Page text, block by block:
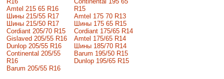
Amtel 215 65 R16
Шины 215/55 R17
Шины 215/50 R17
Сordiant 205/70 R15
Gislaved 205/55 R16
Dunlop 205/55 R16
Continental 205/55
R16
Barum 205/55 R16
R15
Amtel 175 70 R13
Шины 175 65 R15
Cordiant 175/65 R14
Amtel 175/65 R14
Шины 185/70 R14
Barum 195/50 R15
Dunlop 195/65 R15